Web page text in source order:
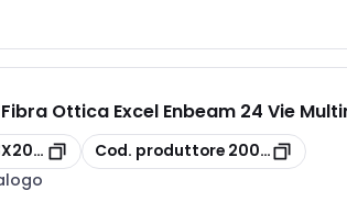
Ottica Excel Enbeam 24 Vie
460copia
Cod. produttore 200-460